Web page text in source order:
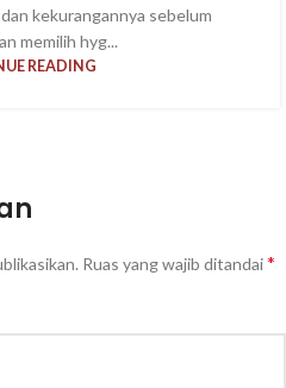
kekurangannya sebelum
memilih hyg...
READING
Ruas yang wajib ditandai*